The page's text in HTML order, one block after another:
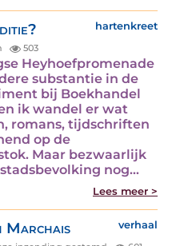
hartenkreet
503
Heyhoefpromenade
substantie in de
bij Boekhandel
ik wandel er wat
romans, tijdschriften
op de
Maar bezwaarlijk
nog…
Lees meer >
Marchais verhaal